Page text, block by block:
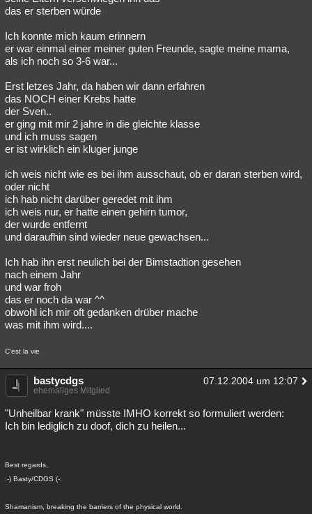
das er sterben würde
Ich konnte mich kaum erinnern
er war einmal einer meiner guten Freunde, sagte meine mama,
als ich noch so 3-6 war...
Erst letzes Jahr, da haben wir dann erfahren
das NOCH einer Krebs hatte
der Sven..
er ging mit mir 2 jahre in die gleichte klasse
und ich muss sagen
er ist wirklich ein kluger junge
ich weis nicht wie es bei ihm ausschaut, ob er daran sterben wird,
oder nicht
ich hab nicht darüber geredet mit ihm
ich weis nur, er hatte einen gehirn tumor,
der wurde entfernt
und daraufhin sind wieder neue gewachsen...
Ich hab ihn erst neulich bei der Bimstadtion gesehen
nach einem Jahr
und war froh
das er noch da war ^^
obwohl ich mir oft gedanken drüber mache
was mit ihm wird....
C'est la vie
bastycdgs 07.12.2004 um 12:07
ehemaliges Mitglied
"Unheilbar krank" müsste IMHO korrekt so formuliert werden:
Ich bin lediglich zu doof, dich zu heilen...
Best regards,
:-) Basty/CDGS (-:
Shamanism, breaking the barriers of the physical world.